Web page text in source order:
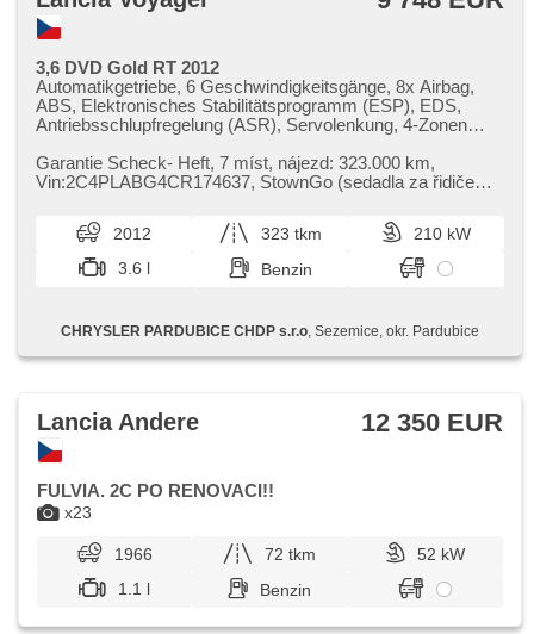
3,6 DVD Gold RT 2012
Automatikgetriebe, 6 Geschwindigkeitsgänge, 8x Airbag,
ABS, Elektronisches Stabilitätsprogramm (ESP), EDS,
Antriebsschlupfregelung (ASR), Servolenkung, 4-Zonen
Tempomat, Schaltflutlicht, täglich Leuchten, Alufelgen, erfüllt
'EURO V', Bordcomputer, dotykové ovládání palubního
senzory zadní, Fahrkamera, bezklíčové startování,
bezklíčové odemykání, Lichtsensor,
Scheibenwischersensor, Lenkrad einstellbar,
Multifunktionslenkrad, beheizte Lenkrad, Telefon, Bluetooth,
Vorderscheiben, El. Klappspiegel, El. Spiegel, samostmívací
zrcátka, starten per Taste, Wegfahrsperre,
beheizte Sitze, El. einstellbare Sitze, höheneinstellbare
Sitze, höheneinstellbare Fahrersitz, paměť nastavení
sedadla řidiče, Heck LED Leuchte,
Scheinwerferwaschanlagen, Nebelscheinwerfer, USB, AUX,
Speicherkarte, Autoradio, CD-Spieler, Außenthermometer,
beheizte Spiegel, Teilbare Rücksitzbank, Innenthermometer,
Heckscheibenwischer, Getönte Scheiben, zatmavená zadní
skla, roletky na zadních oknech
Garantie Scheck​- Heft,​ 7 míst,​ nájezd: 323.000 km,​
Vin:2C4PLABG4CR174637,​ StownGo (sedadla za řidičem
2012 323 tkm
210 kW
3.6 l
Benzin
CHRYSLER PARDUBICE CHDP s.r.o , Sezemice, okr. Pardubice
x23
Lancia Andere 12 350 EUR
FULVIA. 2C PO RENOVACI!!
1966 72 tkm
52 kW
1.1 l
Benzin